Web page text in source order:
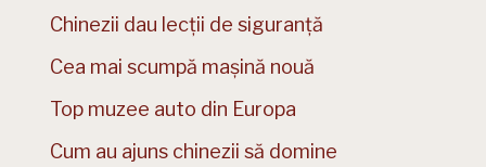
Chinezii dau lecții de siguranță
Cea mai scumpă mașină nouă
Top muzee auto din Europa
Cum au ajuns chinezii să domine